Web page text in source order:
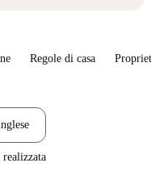
Regole di casa
realizzata